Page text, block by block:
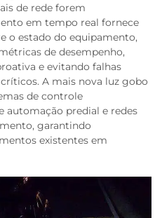
de rede forem
em tempo real fornece
o estado do equipamento,
de desempenho,
e evitando falhas
A mais nova luz gobo
de controle
automação predial e redes
garantindo
existentes em